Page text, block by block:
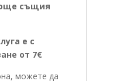
още същия
е с
от 7€
можете да